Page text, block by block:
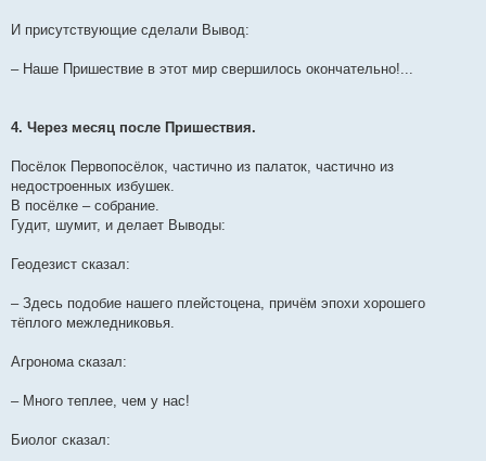
И присутствующие сделали Вывод:
– Наше Пришествие в этот мир свершилось окончательно!...
4. Через месяц после Пришествия.
Посёлок Первопосёлок, частично из палаток, частично из
недостроенных избушек.
В посёлке – собрание.
Гудит, шумит, и делает Выводы:
Геодезист сказал:
– Здесь подобие нашего плейстоцена, причём эпохи хорошего
тёплого межледниковья.
Агронома сказал:
– Много теплее, чем у нас!
Биолог сказал: